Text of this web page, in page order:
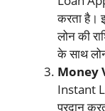
करता है।
लोन की
के साथ
Money
Instant
प्रदान